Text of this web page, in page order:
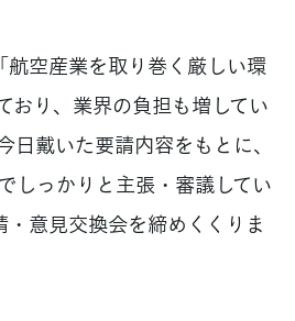
航空産業を取り巻く厳しい環
おり、業界の負担も増してい
日戴いた要請内容をもとに、
しっかりと主張・審議してい
・意見交換会を締めくくりま